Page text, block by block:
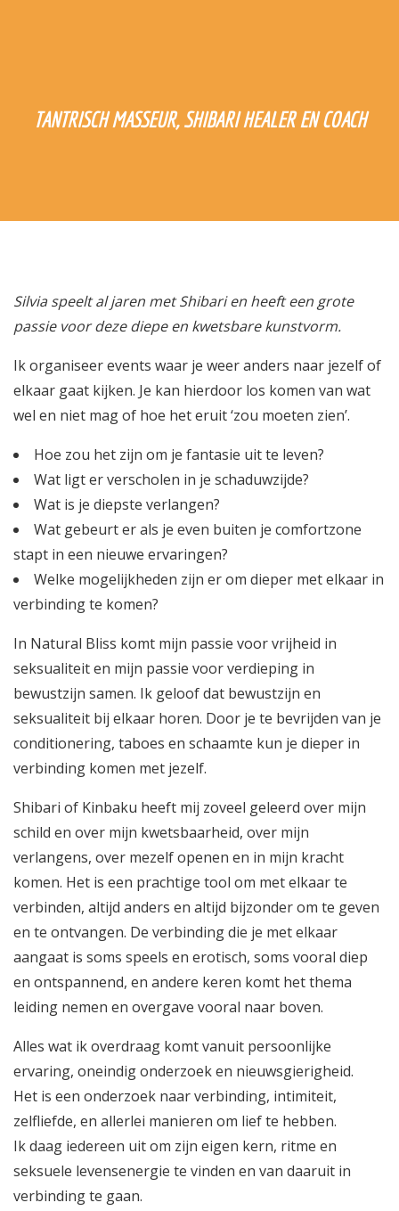
TANTRISCH MASSEUR, SHIBARI HEALER EN COACH
Silvia speelt al jaren met Shibari en heeft een grote
passie voor deze diepe en kwetsbare kunstvorm.
Ik organiseer events waar je weer anders naar jezelf of
elkaar gaat kijken. Je kan hierdoor los komen van wat
wel en niet mag of hoe het eruit ‘zou moeten zien’.
Hoe zou het zijn om je fantasie uit te leven?
Wat ligt er verscholen in je schaduwzijde?
Wat is je diepste verlangen?
Wat gebeurt er als je even buiten je comfortzone
stapt in een nieuwe ervaringen?
Welke mogelijkheden zijn er om dieper met elkaar in
verbinding te komen?
In Natural Bliss komt mijn passie voor vrijheid in
seksualiteit en mijn passie voor verdieping in
bewustzijn samen. Ik geloof dat bewustzijn en
seksualiteit bij elkaar horen. Door je te bevrijden van je
conditionering, taboes en schaamte kun je dieper in
verbinding komen met jezelf.
Shibari of Kinbaku heeft mij zoveel geleerd over mijn
schild en over mijn kwetsbaarheid, over mijn
verlangens, over mezelf openen en in mijn kracht
komen. Het is een prachtige tool om met elkaar te
verbinden, altijd anders en altijd bijzonder om te geven
en te ontvangen. De verbinding die je met elkaar
aangaat is soms speels en erotisch, soms vooral diep
en ontspannend, en andere keren komt het thema
leiding nemen en overgave vooral naar boven.
Alles wat ik overdraag komt vanuit persoonlijke
ervaring, oneindig onderzoek en nieuwsgierigheid.
Het is een onderzoek naar verbinding, intimiteit,
zelfliefde, en allerlei manieren om lief te hebben.
Ik daag iedereen uit om zijn eigen kern, ritme en
seksuele levensenergie te vinden en van daaruit in
verbinding te gaan.